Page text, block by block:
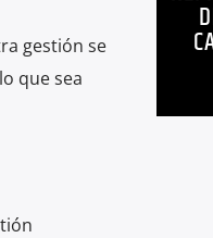
gestión se
que sea